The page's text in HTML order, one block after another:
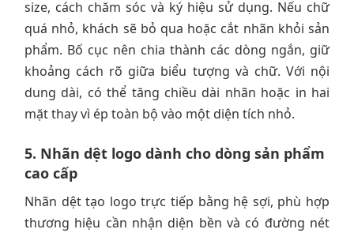
size, cách chăm sóc và ký hiệu sử dụng. Nếu chữ
quá nhỏ, khách sẽ bỏ qua hoặc cắt nhãn khỏi sản
phẩm. Bố cục nên chia thành các dòng ngắn, giữ
khoảng cách rõ giữa biểu tượng và chữ. Với nội
dung dài, có thể tăng chiều dài nhãn hoặc in hai
mặt thay vì ép toàn bộ vào một diện tích nhỏ.
5. Nhãn dệt logo dành cho dòng sản phẩm
cao cấp
Nhãn dệt tạo logo trực tiếp bằng hệ sợi, phù hợp
thương hiệu cần nhận diện bền và có đường nét